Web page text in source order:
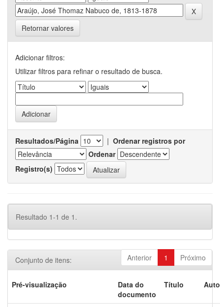
Retornar valores
Adicionar filtros:
Utilizar filtros para refinar o resultado de busca.
Resultados/Página | Ordenar registros por
Ordenar
Registro(s)
Resultado 1-1 de 1.
Anterior 1 Próximo
Conjunto de itens:
Pré-visualização
Data do
documento
Título